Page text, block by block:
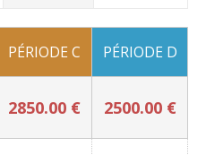
PÉRIODE C PÉRIODE D
2850.00 € 2500.00 €